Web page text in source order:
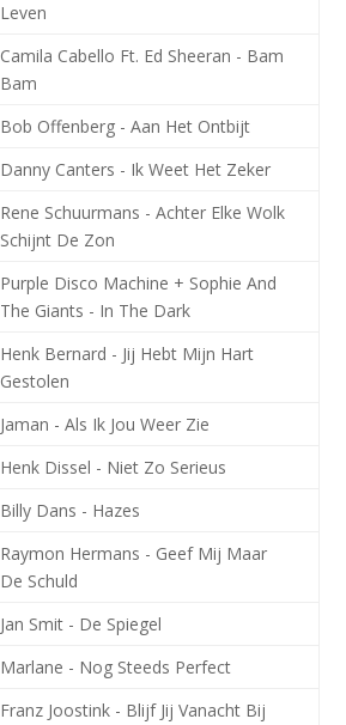
Leven
Camila Cabello Ft. Ed Sheeran - Bam
Bam
Bob Offenberg - Aan Het Ontbijt
Danny Canters - Ik Weet Het Zeker
Rene Schuurmans - Achter Elke Wolk
Schijnt De Zon
Purple Disco Machine + Sophie And
The Giants - In The Dark
Henk Bernard - Jij Hebt Mijn Hart
Gestolen
Jaman - Als Ik Jou Weer Zie
Henk Dissel - Niet Zo Serieus
Billy Dans - Hazes
Raymon Hermans - Geef Mij Maar
De Schuld
Jan Smit - De Spiegel
Marlane - Nog Steeds Perfect
Franz Joostink - Blijf Jij Vanacht Bij